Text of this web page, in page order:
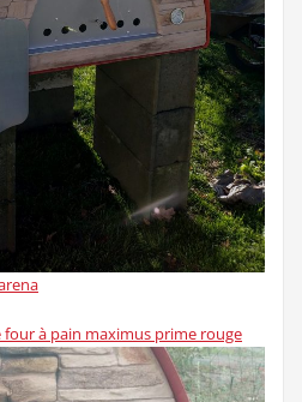
four à pain maximus prime rouge